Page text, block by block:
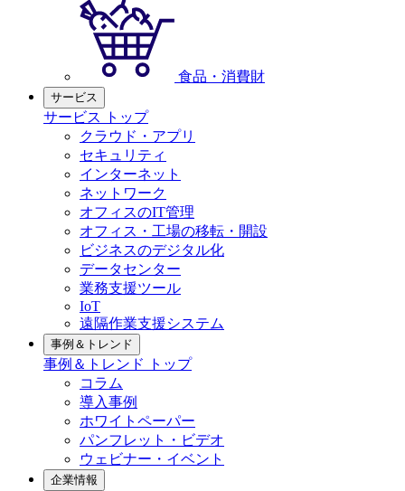
食品・消費財
サービス
サービス トップ
クラウド・アプリ
セキュリティ
インターネット
ネットワーク
オフィスのIT管理
オフィス・工場の移転・開設
ビジネスのデジタル化
データセンター
業務支援ツール
IoT
遠隔作業支援システム
事例＆トレンド
事例＆トレンド トップ
コラム
導入事例
ホワイトペーパー
パンフレット・ビデオ
ウェビナー・イベント
企業情報